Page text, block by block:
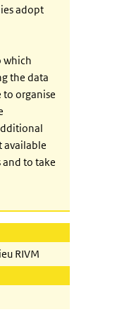
adopt
which
the data
organise
available
to take
RIVM